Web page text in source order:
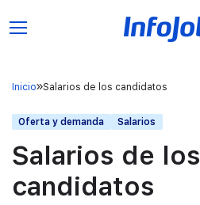
Inicio Salarios de los candidatos
Oferta y demanda Salarios
Salarios de los
candidatos